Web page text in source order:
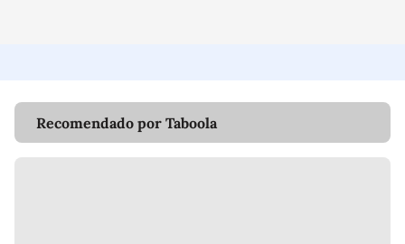
Recomendado por Taboola